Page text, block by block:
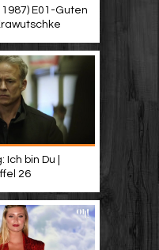
1987) E01-Guten
Ich bin Du |
26